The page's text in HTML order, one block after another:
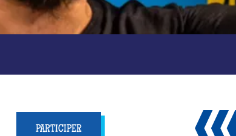
PARTICIPER